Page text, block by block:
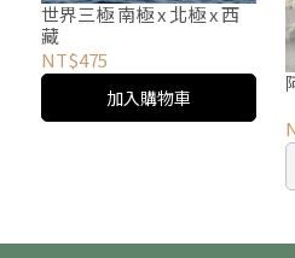
世界三極 南極 x 北極 x 西
藏
NT$475
加入購物車